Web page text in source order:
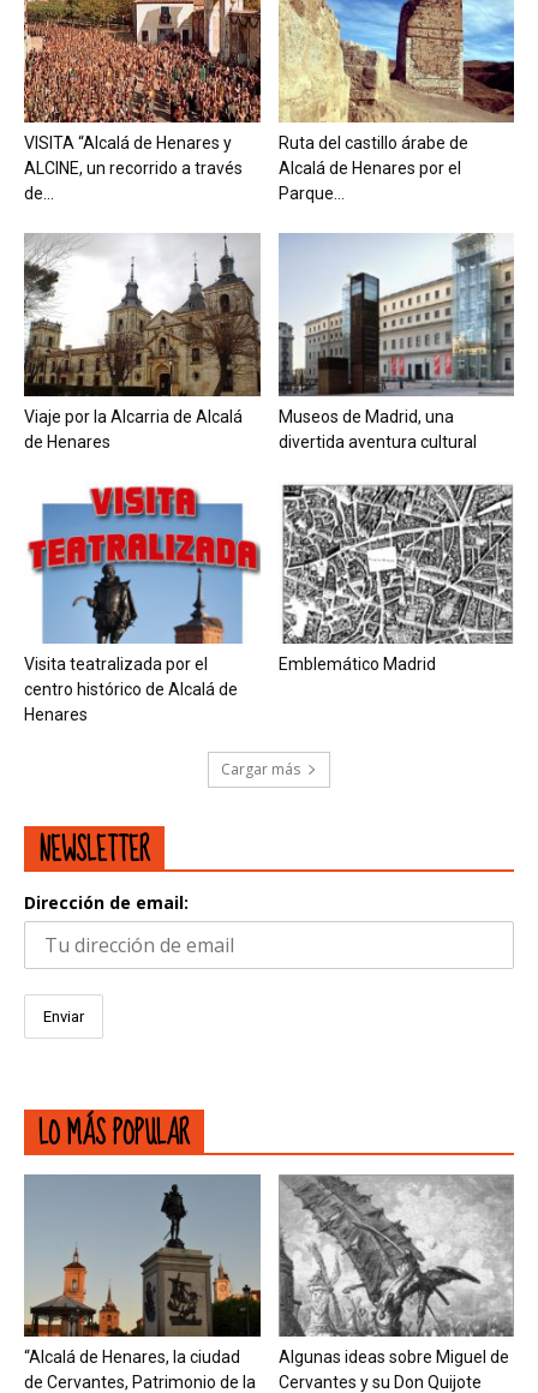
VISITA “Alcalá de Henares y
ALCINE, un recorrido a través
de...
Ruta del castillo árabe de
Alcalá de Henares por el
Parque...
Viaje por la Alcarria de Alcalá
de Henares
Museos de Madrid, una
divertida aventura cultural
Visita teatralizada por el
centro histórico de Alcalá de
Henares
Emblemático Madrid
Cargar más
NEWSLETTER
Dirección de email:
LO MÁS POPULAR
“Alcalá de Henares, la ciudad
de Cervantes, Patrimonio de la
Algunas ideas sobre Miguel de
Cervantes y su Don Quijote